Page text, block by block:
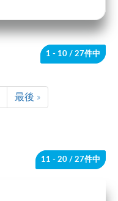
1 - 10 / 27件中
最後 »
11 - 20 / 27件中